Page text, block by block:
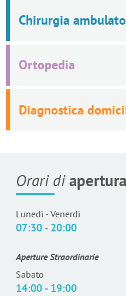
Chirurgia
Ortopedia
Diagnostica
Orari diapertura
Lunedì - Venerdì
07:30 - 20:00
Aperture Straordinarie
Sabato
14:00 - 19:00